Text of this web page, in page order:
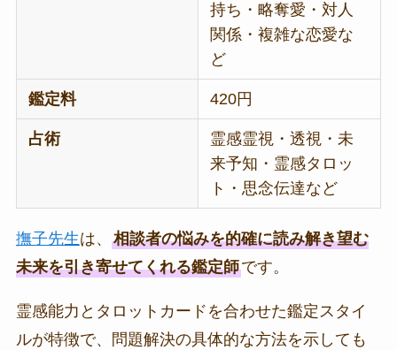
持ち・略奪愛・対人
関係・複雑な恋愛な
ど
鑑定料 420円
占術
霊感霊視・透視・未
来予知・霊感タロッ
ト・思念伝達など
撫子先生は、 相談者の悩みを的確に読み解き望む
未来を引き寄せてくれる鑑定師です。
霊感能力とタロットカードを合わせた鑑定スタイ
ルが特徴で、問題解決の具体的な方法を示しても